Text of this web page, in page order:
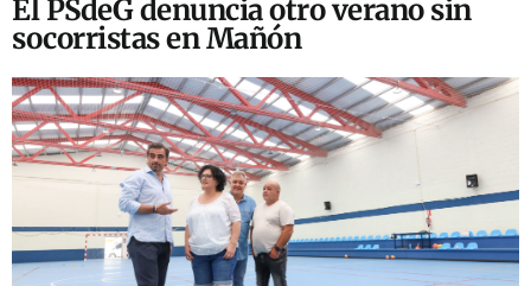
El PSdeG denuncia otro verano sin
socorristas en Mañón